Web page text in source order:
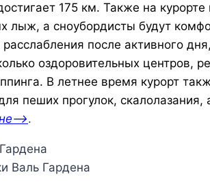
175 км. Также на
лыж, а сноубордисты будут
после активного
оздоровительных центров,
В летнее время курорт
пеших прогулок, скалолазания,
.
Валь Гардена